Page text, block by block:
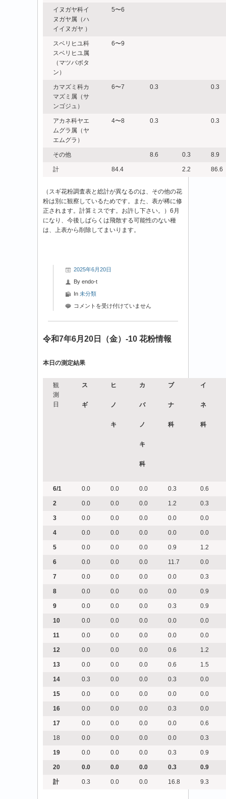
イヌガヤ科イ
ヌガヤ属（ハ
イイヌガヤ ）
5〜6
スベリヒユ科
スベリヒユ属
（マツバボタ
ン）
6〜9
カマズミ科カ
マズミ属（サ
ンゴジュ）
6〜7 0.3 0.3
アカネ科ヤエ
ムグラ属（ヤ
エムグラ）
4〜8 0.3 0.3
その他 8.6 0.3 8.9
計 84.4 2.2 86.6
（スギ花粉調査表と総計が異なるのは、その他の花
粉は別に観察しているためです。また、表が稀に修
正されます。計算ミスです。お許し下さい。）6月
になり、今後しばらくは飛散する可能性のない種
は、上表から削除してまいります。
2025年6月20日
By endo-t
In 未分類
令
年
6
20
（金）-11
コメントを受け付けていません
令和7年6月20日（金）-10 花粉情報
本日の測定結果
観
測
日
ス
ギ
ヒ
ノ
キ
カ
バ
ノ
キ
科
ブ
ナ
科
イ
ネ
科
6/1 0.0 0.0 0.0 0.3 0.6
2 0.0 0.0 0.0 1.2 0.3
3 0.0 0.0 0.0 0.0 0.0
4 0.0 0.0 0.0 0.0 0.0
5 0.0 0.0 0.0 0.9 1.2
6 0.0 0.0 0.0 11.7 0.0
7 0.0 0.0 0.0 0.0 0.3
8 0.0 0.0 0.0 0.0 0.9
9 0.0 0.0 0.0 0.3 0.9
10 0.0 0.0 0.0 0.0 0.0
11 0.0 0.0 0.0 0.0 0.0
12 0.0 0.0 0.0 0.6 1.2
13 0.0 0.0 0.0 0.6 1.5
14 0.3 0.0 0.0 0.3 0.0
15 0.0 0.0 0.0 0.0 0.0
16 0.0 0.0 0.0 0.3 0.0
17 0.0 0.0 0.0 0.0 0.6
18 0.0 0.0 0.0 0.0 0.3
19 0.0 0.0 0.0 0.3 0.9
20 0.0 0.0 0.0 0.3 0.9
計 0.3 0.0 0.0 16.8 9.3